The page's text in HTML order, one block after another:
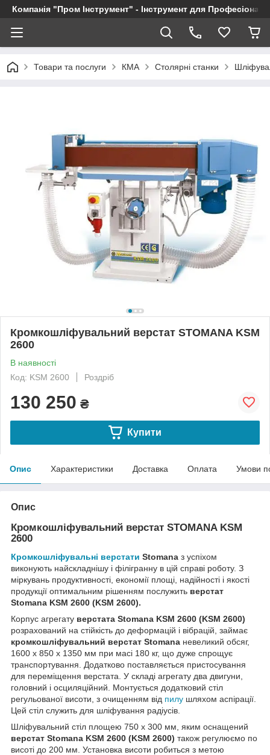
Компанія "Пром Інструмент" - Інструмент для
Товари та послуги КМА Столярні станки
Кромкошліфувальний верстат STOMANA KSM
2600
В наявності
Код: KSM 2600
Роздріб
130 250 ₴
Купити
Опис Характеристики Доставка Оплата Умови
Опис
Кромкошліфувальний верстат STOMANA KSM
2600
Кромкошліфувальні верстати Stomana з успіхом
виконують найскладнішу і філігранну в цій справі роботу. З
міркувань продуктивності, економії площі, надійності і якості
продукції оптимальним рішенням послужить верстат
Stomana KSM 2600 (KSM 2600).
Корпус агрегату верстата Stomana KSM 2600 (KSM 2600)
розрахований на стійкість до деформацій і вібрацій, займає
кромкошліфувальний верстат Stomana невеликий обсяг,
1600 x 850 x 1350 мм при масі 180 кг, що дуже спрощує
транспортування. Додатково поставляється пристосування
для переміщення верстата. У складі агрегату два двигуни,
головний і осциляційний. Монтується додатковий стіл
регульованої висоти, з очищенням від пилу шляхом аспірації.
Цей стіл служить для шліфування радіусів.
Шліфувальний стіл площею 750 x 300 мм, яким оснащений
верстат Stomana KSM 2600 (KSM 2600) також регулюємо по
висоті до 200 мм. Установка висоти робиться з метою